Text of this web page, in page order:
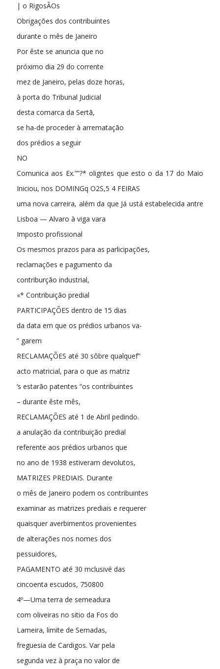
| o RigosÃOs
Obrigações dos contribuintes
durante o mês de Janeiro
Por êste se anuncia que no
próximo dia 29 do corrente
mez de Janeiro, pelas doze horas,
à porta do Tribunal Judicial
desta comarca da Sertã,
se ha-de proceder à arrematação
dos prédios a seguir
NO
Comunica aos Ex.””?* oligntes que esto o da 17 do Maio
Iniciou, nos DOMINGq O2S,5 4 FEIRAS
uma nova carreira, além da que Já ustá estabelecida antre
Lisboa — Alvaro à viga vara
Imposto profissional
Os mesmos prazos para as parlicipações,
reclamações e pagumento da
contriburção industrial,
«* Contribuição predial
PARTICIPAÇÕES dentro de 15 dias
da data em que os prédios urbanos va-
” garem
RECLAMAÇÕES até 30 sôbre qualquef”
acto matricial, para o que as matriz
‘s estarão patentes “os contribuintes
– durante êste mês,
RECLAMAÇÕES até 1 de Abril pedindo.
a anulação da contribuição predial
referente aos prédios urbanos que
no ano de 1938 estiveram devolutos,
MATRIZES PREDIAIS. Durante
o mês de Janeiro podem os contribuintes
examinar as matrizes prediais e requerer
quaisquer averbimentos provenientes
de alterações nos nomes dos
pessuidores,
PAGAMENTO até 30 mclusivé das
cincoenta escudos, 750800
4º—Uma terra de semeadura
com oliveiras no sitio da Fos do
Lameira, limite de Sernadas,
freguesia de Cardigos. Var pela
segunda vez à praça no valor de